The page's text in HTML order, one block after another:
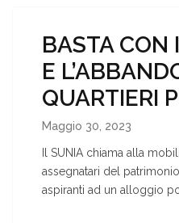
BASTA CON
E
QUARTIERI
Maggio 30, 2023
Il SUNIA chiama alla
assegnatari del
aspiranti ad un alloggio